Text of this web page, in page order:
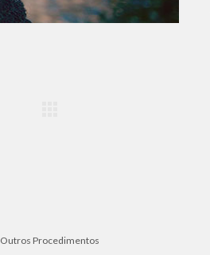
Outros Procedimentos